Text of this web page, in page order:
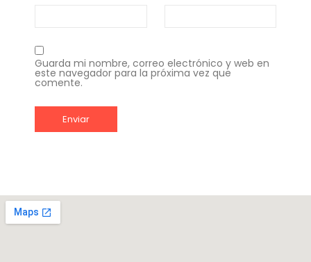
Guarda mi nombre, correo electrónico y web en
este navegador para la próxima vez que
comente.